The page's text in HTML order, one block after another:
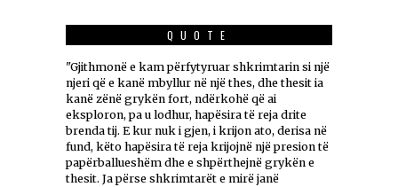
QUOTE
"Gjithmonë e kam përfytyruar shkrimtarin si një
njeri që e kanë mbyllur në një thes, dhe thesit ia
kanë zënë grykën fort, ndërkohë që ai
eksploron, pa u lodhur, hapësira të reja drite
brenda tij. E kur nuk i gjen, i krijon ato, derisa në
fund, këto hapësira të reja krijojnë një presion të
papërballueshëm dhe e shpërthejnë grykën e
thesit. Ja përse shkrimtarët e mirë janë